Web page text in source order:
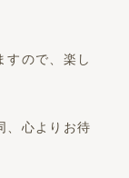
すので、楽し
、心よりお待